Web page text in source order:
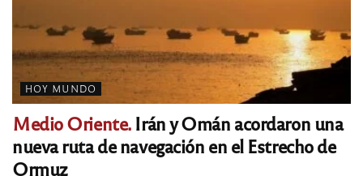
HOY MUNDO
Medio Oriente.Irán y Omán acordaron una
nueva ruta de navegación en el Estrecho de
Ormuz